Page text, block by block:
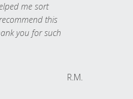
me sort
this
you for such
R.M.